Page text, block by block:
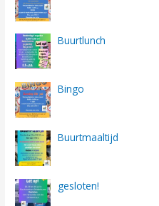
Buurtlunch
Bingo
Buurtmaaltijd
gesloten!